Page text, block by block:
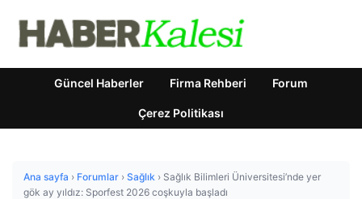
Güncel Haberler Firma Rehberi Forum
Çerez Politikası
Ana sayfa › Forumlar › Sağlık › Sağlık Bilimleri Üniversitesi’nde yer
gök ay yıldız: Sporfest 2026 coşkuyla başladı